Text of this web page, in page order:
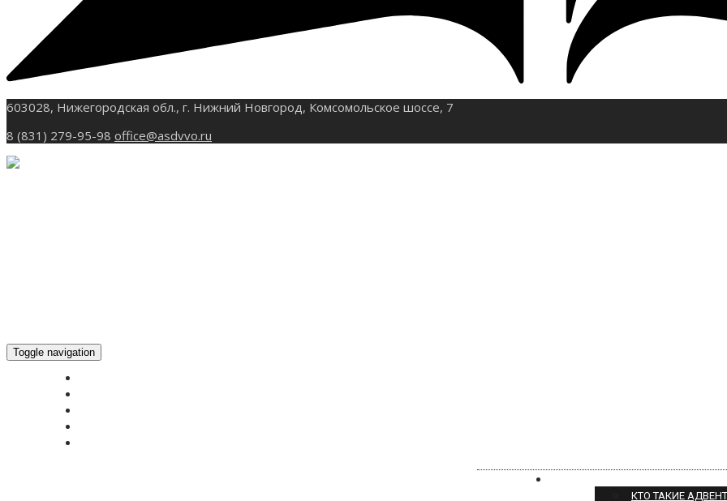
603028, Нижегородская обл., г. Нижний Новгород, Комсомольское шоссе, 7
8 (831) 279-95-98 office@asdvvo.ru
Toggle navigation
КТО ТАКИЕ